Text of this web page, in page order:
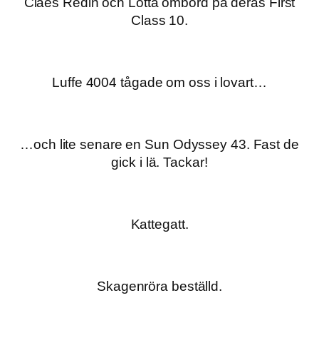
Class 10.
Luffe 4004 tågade om oss i lovart…
…och lite senare en Sun Odyssey 43. Fast de
gick i lä. Tackar!
Kattegatt.
Skagenröra beställd.